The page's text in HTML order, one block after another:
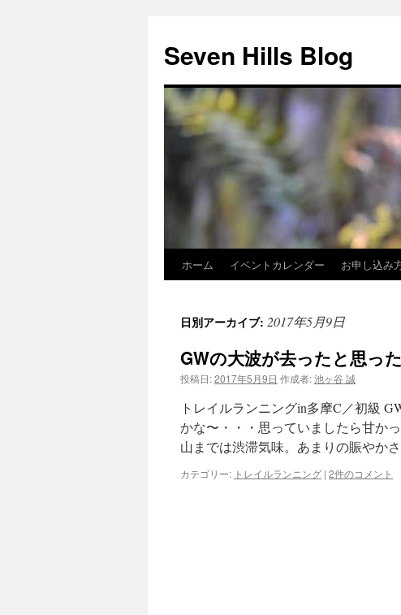
Seven Hills Blog
ホーム イベントカレンダー お申し込み
日別アーカイブ: 2017年5月9日
GWの大波が去ったと思った
投稿日:2017年5月9日 作成者:池ヶ谷 誠
トレイルランニングin多摩C／初級
かな〜・・・思っていましたら甘か
山までは渋滞気味。あまりの賑やか
カテゴリー: トレイルランニング | 2件のコメント